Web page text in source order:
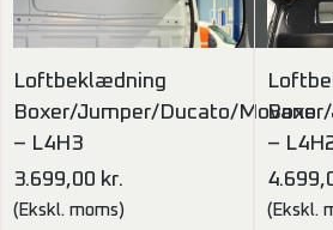
Loftbeklædning
Boxer/Jumper/Ducato/Movano
– L4H3
3.699,00 kr.
(Ekskl. moms)
–
(Ekskl.